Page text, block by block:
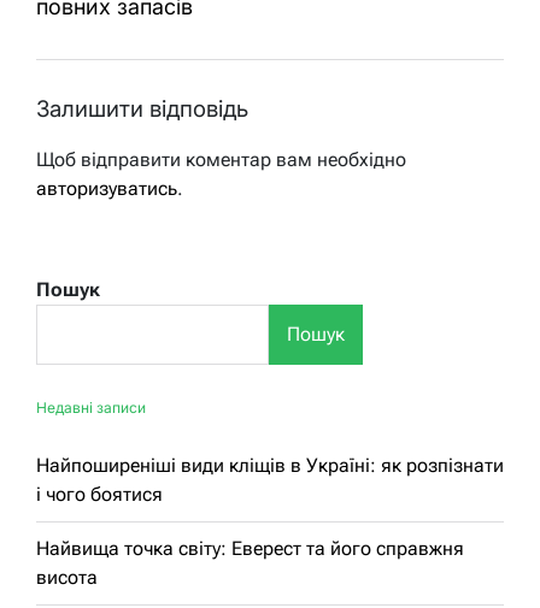
повних запасів
Залишити відповідь
Щоб відправити коментар вам необхідно
авторизуватись.
Пошук
Пошук
Недавні записи
Найпоширеніші види кліщів в Україні: як розпізнати
і чого боятися
Найвища точка світу: Еверест та його справжня
висота